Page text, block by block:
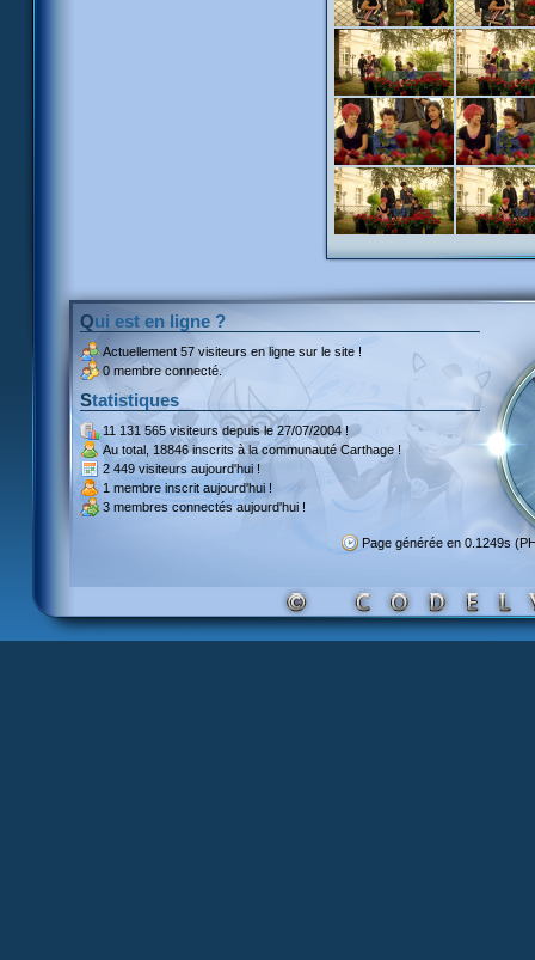
Qui est en ligne ?
Actuellement 57 visiteurs en ligne sur le site !
0 membre connecté.
Statistiques
11 131 565 visiteursdepuis le 27/07/2004 !
Au total, 18846 inscritsà la communauté Carthage !
2 449 visiteurs aujourd'hui !
1 membre inscrit aujourd'hui !
3 membres connectés aujourd'hui !
Page générée en 0.1249s